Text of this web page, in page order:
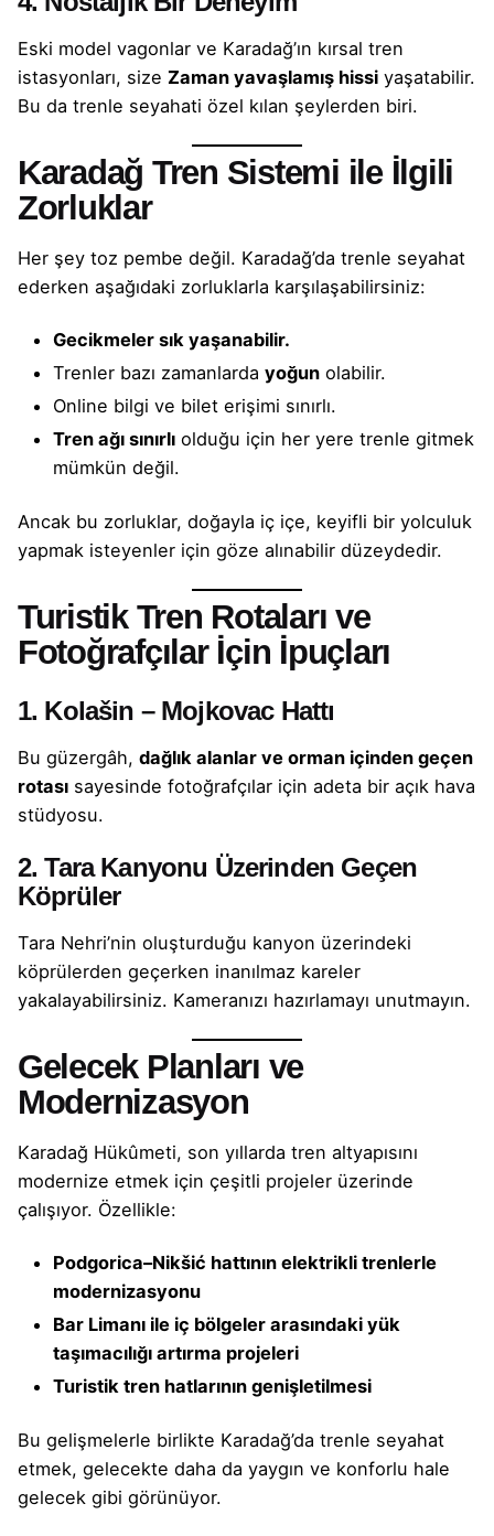
Eski model vagonlar ve Karadağ’ın kırsal tren
istasyonları, size Zaman yavaşlamış hissi yaşatabilir.
Bu da trenle seyahati özel kılan şeylerden biri.
Karadağ Tren Sistemi ile İlgili
Zorluklar
Her şey toz pembe değil. Karadağ’da trenle seyahat
ederken aşağıdaki zorluklarla karşılaşabilirsiniz:
Gecikmeler sık yaşanabilir.
Trenler bazı zamanlarda yoğun olabilir.
Online bilgi ve bilet erişimi sınırlı.
Tren ağı sınırlı olduğu için her yere trenle gitmek
mümkün değil.
Ancak bu zorluklar, doğayla iç içe, keyifli bir yolculuk
yapmak isteyenler için göze alınabilir düzeydedir.
Turistik Tren Rotaları ve
Fotoğrafçılar İçin İpuçları
1. Kolašin – Mojkovac Hattı
Bu güzergâh, dağlık alanlar ve orman içinden geçen
rotası sayesinde fotoğrafçılar için adeta bir açık hava
stüdyosu.
2. Tara Kanyonu Üzerinden Geçen
Köprüler
Tara Nehri’nin oluşturduğu kanyon üzerindeki
köprülerden geçerken inanılmaz kareler
yakalayabilirsiniz. Kameranızı hazırlamayı unutmayın.
Gelecek Planları ve
Modernizasyon
Karadağ Hükûmeti, son yıllarda tren altyapısını
modernize etmek için çeşitli projeler üzerinde
çalışıyor. Özellikle:
Podgorica–Nikšić hattının elektrikli trenlerle
modernizasyonu
Bar Limanı ile iç bölgeler arasındaki yük
taşımacılığı artırma projeleri
Turistik tren hatlarının genişletilmesi
Bu gelişmelerle birlikte Karadağ’da trenle seyahat
etmek, gelecekte daha da yaygın ve konforlu hale
gelecek gibi görünüyor.